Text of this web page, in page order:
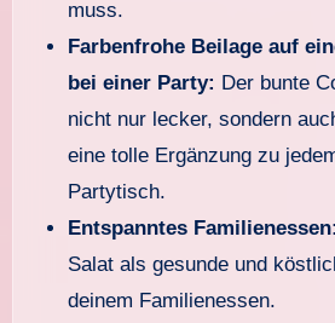
muss.
Farbenfrohe Beilage auf
bei einer Party: Der bunte
nicht nur lecker, sondern
eine tolle Ergänzung zu
Partytisch.
Entspanntes Familienessen:
Salat als gesunde und
deinem Familienessen.